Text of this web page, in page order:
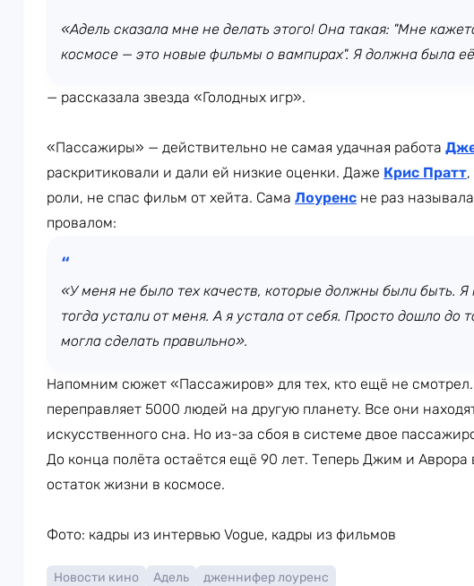
«Адель сказала мне не делать этого! Она такая: "Мне
космосе — это новые фильмы о вампирах". Я должна была
— рассказала звезда «Голодных игр».
«Пассажиры» — действительно не самая удачная работа
раскритиковали и дали ей низкие оценки. Даже Крис Пратт
роли, не спас фильм от хейта. Сама Лоуренс не раз
провалом:
«У меня не было тех качеств, которые должны были быть.
тогда устали от меня. А я устала от себя. Просто дошло до
могла сделать правильно».
Напомним сюжет «Пассажиров» для тех, кто ещё не
переправляет 5000 людей на другую планету. Все они
искусственного сна. Но из-за сбоя в системе двое
До конца полёта остаётся ещё 90 лет. Теперь Джим и
остаток жизни в космосе.
Фото: кадры из интервью Vogue, кадры из фильмов
Новости кино Адель дженнифер лоуренс